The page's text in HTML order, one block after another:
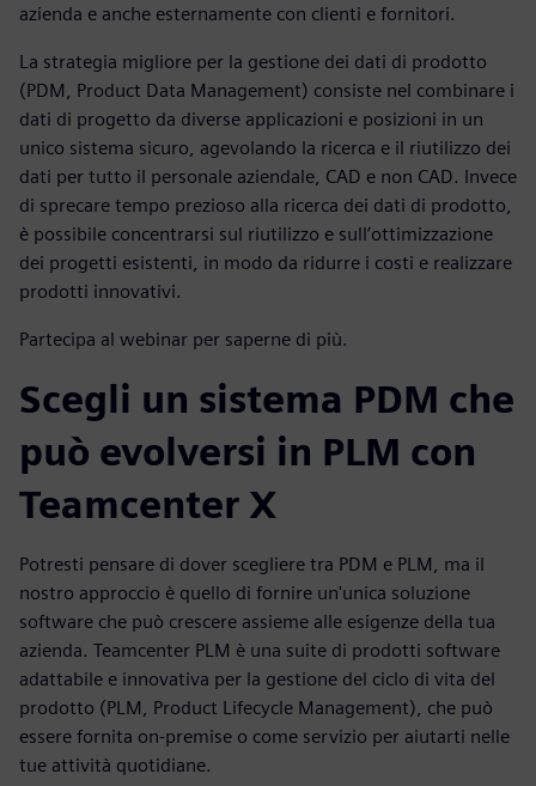
azienda e anche esternamente con clienti e fornitori.
La strategia migliore per la gestione dei dati di prodotto
(PDM, Product Data Management) consiste nel combinare i
dati di progetto da diverse applicazioni e posizioni in un
unico sistema sicuro, agevolando la ricerca e il riutilizzo dei
dati per tutto il personale aziendale, CAD e non CAD. Invece
di sprecare tempo prezioso alla ricerca dei dati di prodotto,
è possibile concentrarsi sul riutilizzo e sull’ottimizzazione
dei progetti esistenti, in modo da ridurre i costi e realizzare
prodotti innovativi.
Partecipa al webinar per saperne di più.
Scegli un sistema PDM che
può evolversi in PLM con
Teamcenter X
Potresti pensare di dover scegliere tra PDM e PLM, ma il
nostro approccio è quello di fornire un'unica soluzione
software che può crescere assieme alle esigenze della tua
azienda. Teamcenter PLM è una suite di prodotti software
adattabile e innovativa per la gestione del ciclo di vita del
prodotto (PLM, Product Lifecycle Management), che può
essere fornita on-premise o come servizio per aiutarti nelle
tue attività quotidiane.